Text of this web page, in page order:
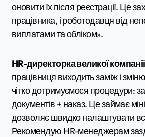
оновити їх після реєстрації. Це
працівника, і роботодавця від
виплатами та обліком».
HR-директорка великої
працівниця виходить заміж і
чітко дотримуємося процедури:
документів + наказ. Це займає
дозволяє швидко налаштувати
Рекомендую HR-менеджерам